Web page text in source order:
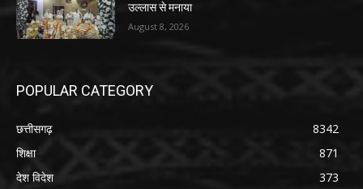
उल्लास से मनाया
August 8, 2026
POPULAR CATEGORY
छत्तीसगढ़
8342
शिक्षा
871
देश विदेश
373